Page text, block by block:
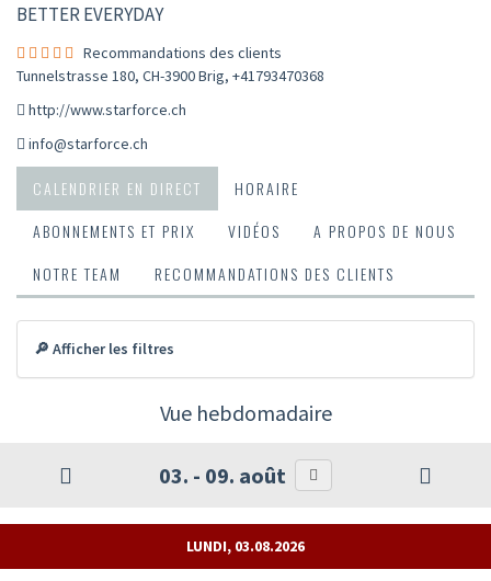
BETTER EVERYDAY
Recommandations des clients
Tunnelstrasse 180, CH-3900 Brig, +41793470368
http://www.starforce.ch
info@starforce.ch
CALENDRIER EN DIRECT
HORAIRE
ABONNEMENTS ET PRIX
VIDÉOS
A PROPOS DE NOUS
NOTRE TEAM
RECOMMANDATIONS DES CLIENTS
🔎 Afficher les filtres
Vue hebdomadaire
03. - 09. août
LUNDI, 03.08.2026